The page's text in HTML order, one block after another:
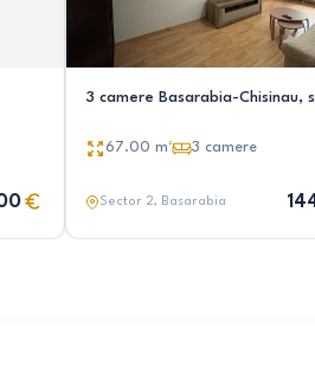
3 camere Basarabia-Chisinau,
67.00 m² 3 camere
Sector 2, Basarabia